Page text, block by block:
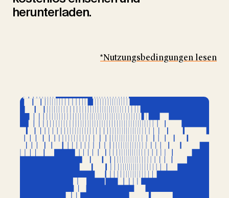
herunterladen.
*Nutzungsbedingungen lesen